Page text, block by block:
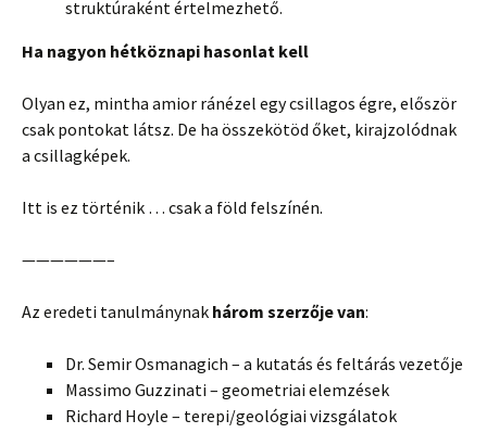
struktúraként értelmezhető.
Ha nagyon hétköznapi hasonlat kell
Olyan ez, mintha amior ránézel egy csillagos égre, először
csak pontokat látsz. De ha összekötöd őket, kirajzolódnak
a csillagképek.
Itt is ez történik … csak a föld felszínén.
——————–
Az eredeti tanulmánynak három szerzője van:
Dr. Semir Osmanagich – a kutatás és feltárás vezetője
Massimo Guzzinati – geometriai elemzések
Richard Hoyle – terepi/geológiai vizsgálatok